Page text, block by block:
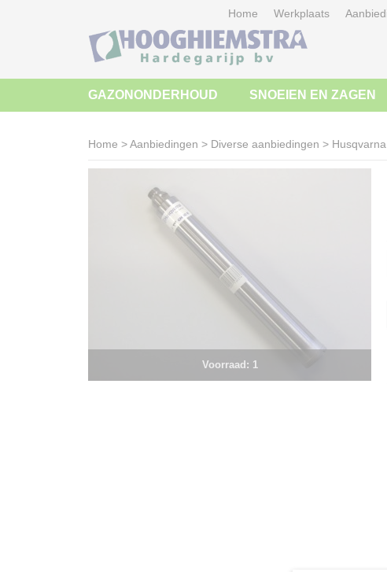
Home Werkplaats
GAZONONDERHOUD SNOEIEN EN ZAGEN
Home >Aanbiedingen > Diverse aanbiedingen >
Voorraad: 1